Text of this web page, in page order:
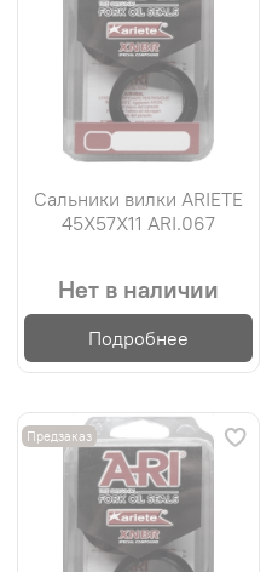
Сальники вилки ARIETE
45X57X11 ARI.067
Нет в наличии
Подробнее
Предзаказ